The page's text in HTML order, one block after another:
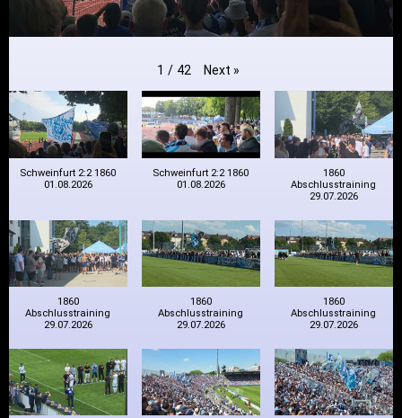
1 / 42 Next »
Schweinfurt 2:2 1860
01.08.2026
Schweinfurt 2:2 1860
01.08.2026
1860
Abschlusstraining
29.07.2026
1860
Abschlusstraining
29.07.2026
1860
Abschlusstraining
29.07.2026
1860
Abschlusstraining
29.07.2026